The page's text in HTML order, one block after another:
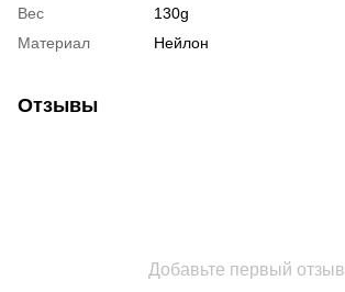
Вес
130g
Материал
Нейлон
Отзывы
Добавьте первый отзыв